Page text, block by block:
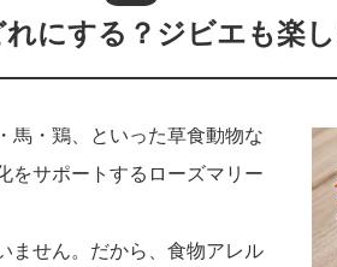
にする？ジビエも楽
馬・鶏、といった草食動物な
をサポートするローズマリー
ません。だから、食物アレル